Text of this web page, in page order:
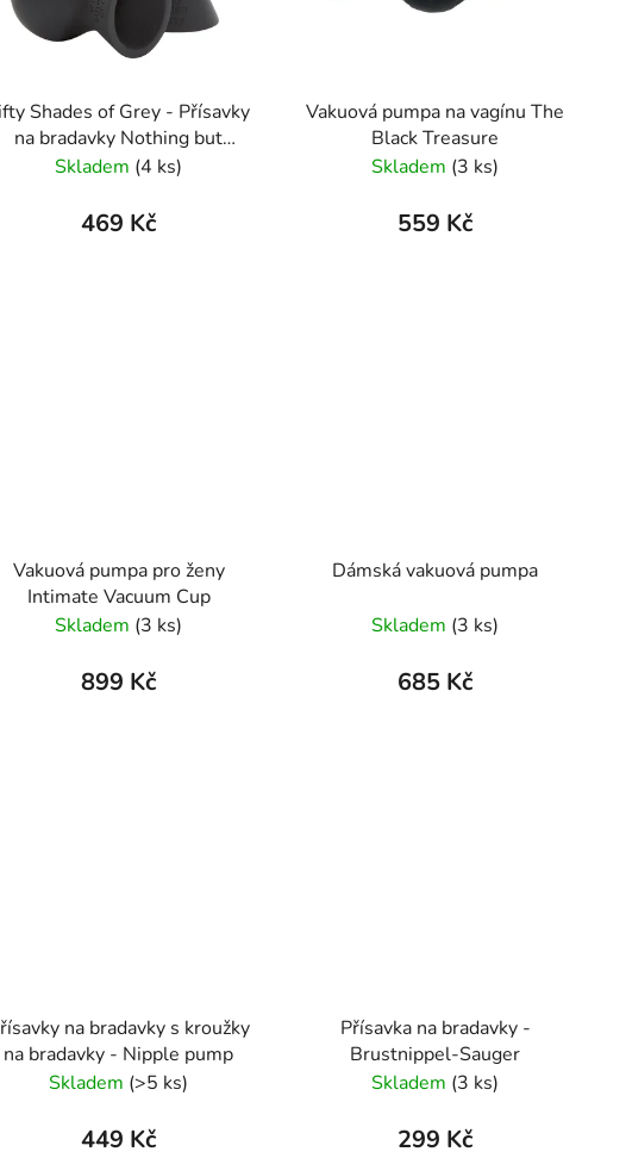
Shades of Grey - Přísavky
na bradavky Nothing but
Sensation
Skladem (4 ks)
469 Kč
Vakuová pumpa na vagínu The
Black Treasure
Skladem (3 ks)
559 Kč
Vakuová pumpa pro ženy
Intimate Vacuum Cup
Skladem (3 ks)
899 Kč
Dámská vakuová pumpa
Skladem (3 ks)
685 Kč
na bradavky s kroužky
na bradavky - Nipple pump
Skladem (>5 ks)
449 Kč
Přísavka na bradavky -
Brustnippel-Sauger
Skladem (3 ks)
299 Kč